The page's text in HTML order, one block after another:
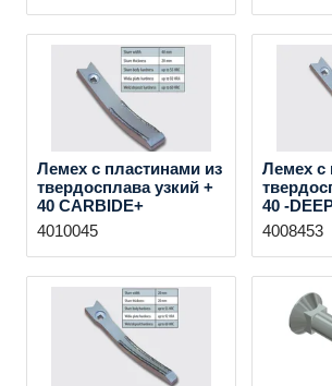
Лемех с пластинами из
твердосплава узкий +
40 CARBIDE+
4010045
Лемех с
40 -
4008453